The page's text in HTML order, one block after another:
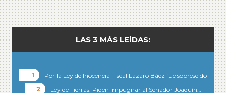
LAS 3 MÁS LEÍDAS:
Por la Ley de Inocencia Fiscal Lázaro Báez fue sobreseído
Ley de Tierras: Piden impugnar al Senador Joaquín…